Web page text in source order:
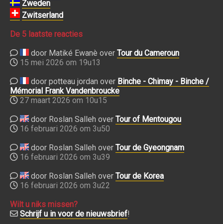
Zweden
Zwitserland
De 5 laatste reacties
door Matiké Ewanè over Tour du Cameroun
15 mei 2026 om 19u13
door potteau jordan over Binche - Chimay - Binche /
Mémorial Frank Vandenbroucke
27 maart 2026 om 10u15
door Roslan Salleh over Tour of Mentougou
16 februari 2026 om 3u50
door Roslan Salleh over Tour de Gyeongnam
16 februari 2026 om 3u39
door Roslan Salleh over Tour de Korea
16 februari 2026 om 3u22
Wilt u niks missen?
Schrijf u in voor de nieuwsbrief!